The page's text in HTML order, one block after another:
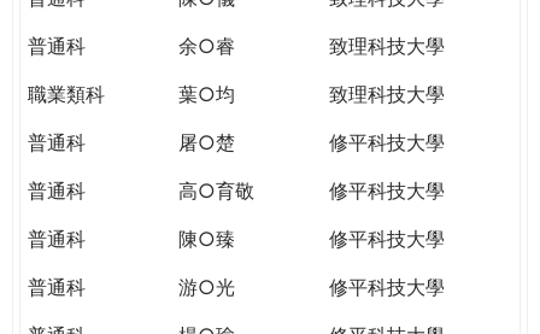
普通科
余○睿
致理科技大學
職業類科
葉○均
致理科技大學
普通科
屠○楚
修平科技大學
普通科
高○育敬
修平科技大學
普通科
陳○臻
修平科技大學
普通科
游○光
修平科技大學